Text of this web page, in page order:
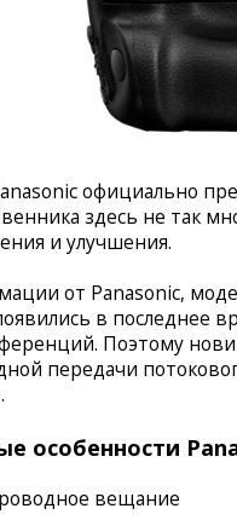
официально
здесь не так
и улучшения.
от Panasonic,
в последнее
Поэтому
передачи
особенности
вещание